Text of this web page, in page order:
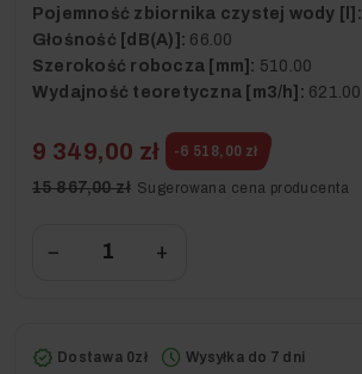
Pojemność zbiornika czystej wody [l]:
Głośność [dB(A)]: 66.00
Szerokość robocza [mm]: 510.00
Wydajność teoretyczna [m3/h]: 621.00
9 349,00 zł -6 518,00 zł
15 867,00 zł Sugerowana cena producenta
− +
Dostawa 0zł Wysyłka do 7 dni